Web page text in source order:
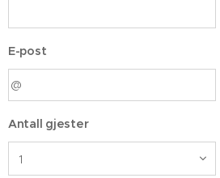
E-post
Antall gjester